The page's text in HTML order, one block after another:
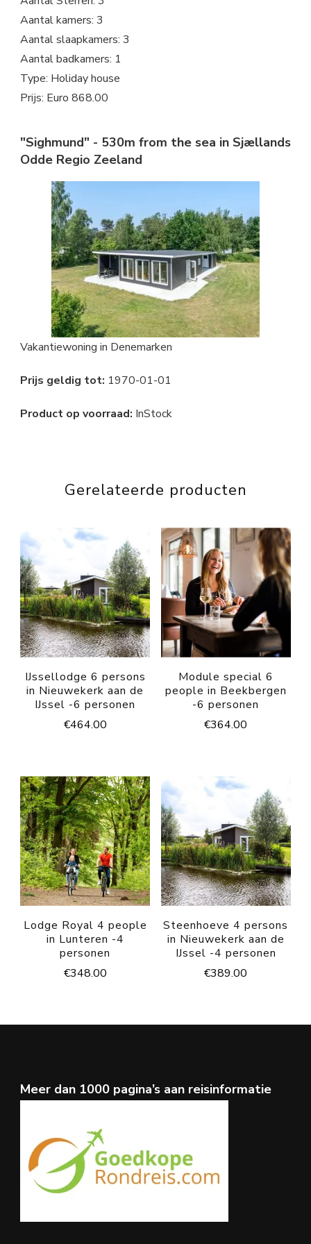
Aantal kamers: 3
Aantal slaapkamers: 3
Aantal badkamers: 1
Type: Holiday house
Prijs: Euro 868.00
"Sighmund" - 530m from the sea in Sjællands
Odde Regio Zeeland
Vakantiewoning in Denemarken
Prijs geldig tot: 1970-01-01
Product op voorraad: InStock
Gerelateerde producten
IJssellodge 6 persons
in Nieuwekerk aan de
IJssel -6 personen
€464.00
Module special 6
people in Beekbergen
-6 personen
€364.00
Lodge Royal 4 people
in Lunteren -4
personen
€348.00
Steenhoeve 4 persons
in Nieuwekerk aan de
IJssel -4 personen
€389.00
Meer dan 1000 pagina’s aan reisinformatie